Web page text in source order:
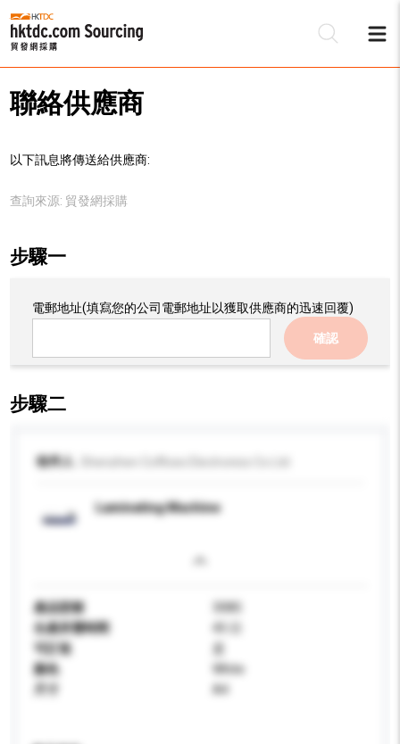
聯絡供應商
以下訊息將傳送給供應商:
查詢來源: 貿發網採購
步驟一
電郵地址(填寫您的公司電郵地址以獲取供應商的迅速回覆)
確認
步驟二
收件人
Laminating Machine
產品型號
308S
生產所需時間
45 日
可訂造
是
顏色
White
A4